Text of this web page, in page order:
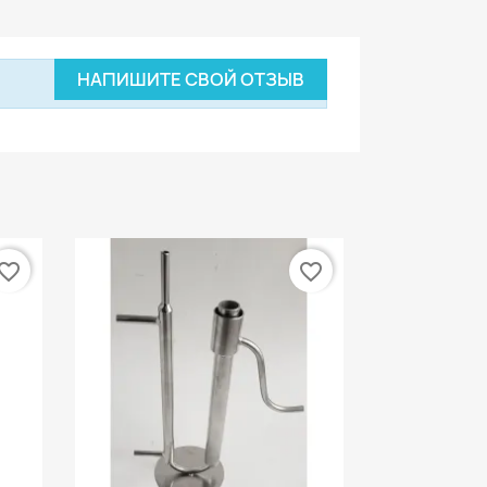
НАПИШИТЕ СВОЙ ОТЗЫВ
favorite_border